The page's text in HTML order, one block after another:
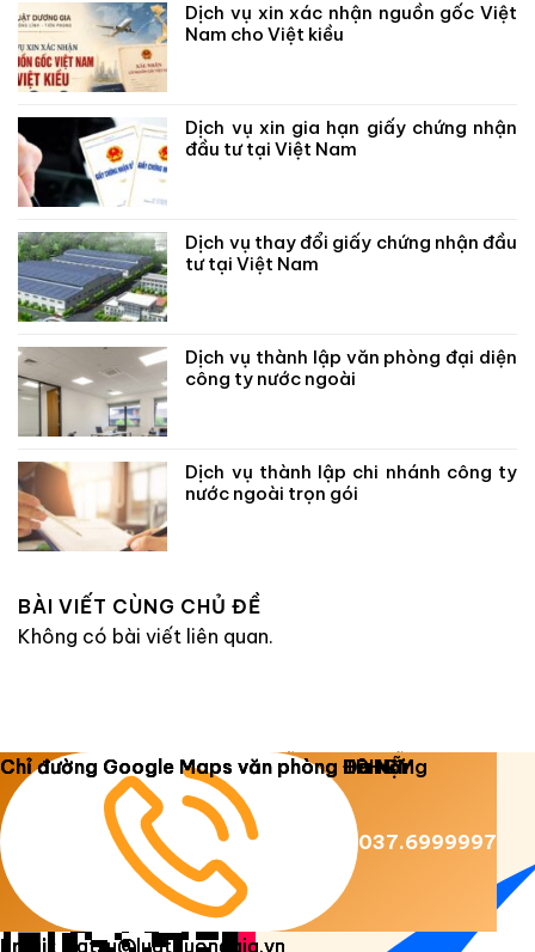
Dịch vụ xin xác nhận nguồn gốc Việt
Nam cho Việt kiều
Dịch vụ xin gia hạn giấy chứng nhận
đầu tư tại Việt Nam
Dịch vụ thay đổi giấy chứng nhận đầu
tư tại Việt Nam
Dịch vụ thành lập văn phòng đại diện
công ty nước ngoài
Dịch vụ thành lập chi nhánh công ty
nước ngoài trọn gói
BÀI VIẾT CÙNG CHỦ ĐỀ
Không có bài viết liên quan.
Copyright 2026 © Luật Dương Gia